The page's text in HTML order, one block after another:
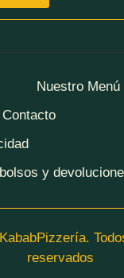
Nuestro Menú
Contacto
y
reservados